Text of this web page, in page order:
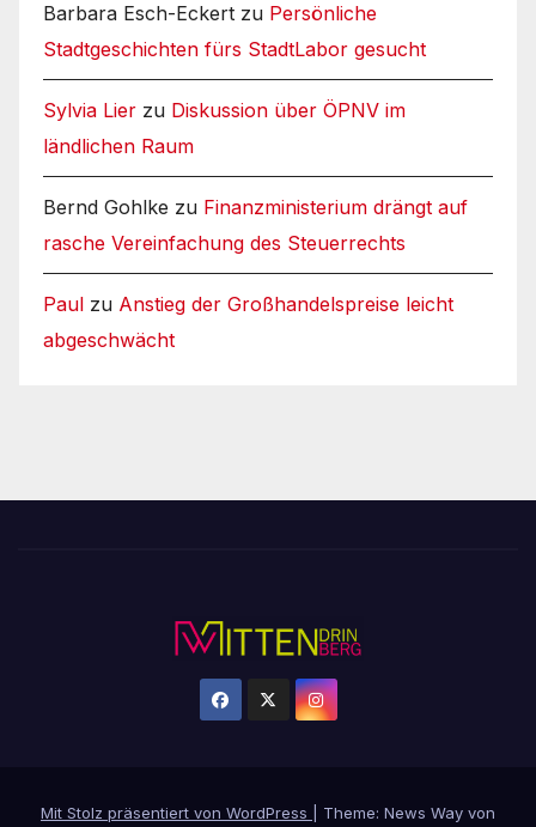
Barbara Esch-Eckert zu Persönliche
Stadtgeschichten fürs StadtLabor gesucht
Sylvia Lier zu Diskussion über ÖPNV im
ländlichen Raum
Bernd Gohlke zu Finanzministerium drängt auf
rasche Vereinfachung des Steuerrechts
Paul zu Anstieg der Großhandelspreise leicht
abgeschwächt
Mit Stolz präsentiert von WordPress Theme: News Way von